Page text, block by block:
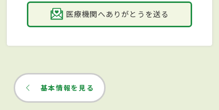
医療機関へありがとうを送る
基本情報を見る